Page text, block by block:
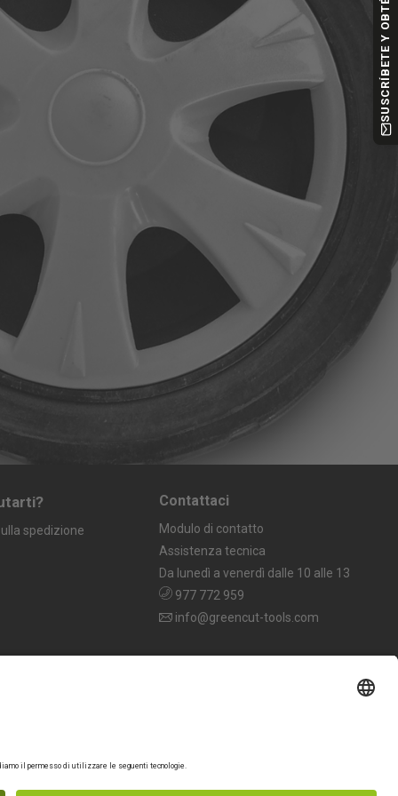
SUSCRÍBETE Y OBTÉN -10%
spedizione
Contattaci
Modulo di contatto
Assistenza tecnica
Da lunedì a venerdì dalle 10 alle 13
977 772 959
info@greencut-tools.com